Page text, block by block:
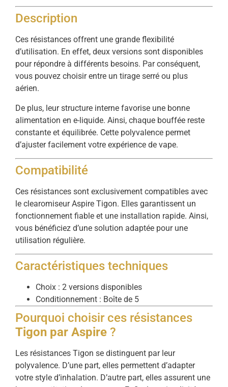
Description
Ces résistances offrent une grande flexibilité
d’utilisation. En effet, deux versions sont disponibles
pour répondre à différents besoins. Par conséquent,
vous pouvez choisir entre un tirage serré ou plus
aérien.
De plus, leur structure interne favorise une bonne
alimentation en e-liquide. Ainsi, chaque bouffée reste
constante et équilibrée. Cette polyvalence permet
d’ajuster facilement votre expérience de vape.
Compatibilité
Ces résistances sont exclusivement compatibles avec
le clearomiseur Aspire Tigon. Elles garantissent un
fonctionnement fiable et une installation rapide. Ainsi,
vous bénéficiez d’une solution adaptée pour une
utilisation régulière.
Caractéristiques techniques
Choix : 2 versions disponibles
Conditionnement : Boîte de 5
Pourquoi choisir ces résistances
Tigon par Aspire ?
Les résistances Tigon se distinguent par leur
polyvalence. D’une part, elles permettent d’adapter
votre style d’inhalation. D’autre part, elles assurent une